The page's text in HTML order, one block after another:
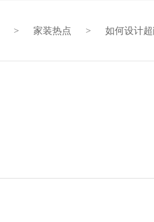
> 家装热点 > 如何设计